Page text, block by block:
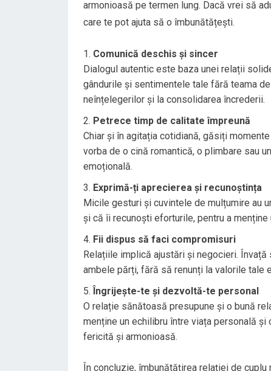
armonioasă pe termen lung. Dacă vrei să
care te pot ajuta să o îmbunătățești.
Comunică deschis și sincer
Dialogul autentic este baza unei relații
gândurile și sentimentele tale fără teama
neînțelegerilor și la consolidarea încrederii.
Petrece timp de calitate împreună
Chiar și în agitația cotidiană, găsiți
vorba de o cină romantică, o plimbare sau
emoțională.
Exprimă-ți aprecierea și recunoștința
Micile gesturi și cuvintele de mulțumire au
și că îi recunoști eforturile, pentru a
Fii dispus să faci compromisuri
Relațiile implică ajustări și negocieri.
ambele părți, fără să renunți la valorile tale
Îngrijește-te și dezvoltă-te personal
O relație sănătoasă presupune și o bună
menține un echilibru între viața personală
fericită și armonioasă.
În concluzie, îmbunătățirea relației de